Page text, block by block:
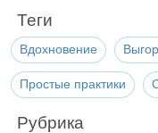
Теги
Вдохновение
Простые практики
Рубрика